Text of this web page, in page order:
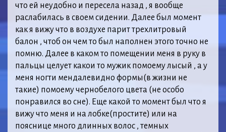
что ей неудобно и пересела назад , я вообще
раслабилась в своем сидении. Далее был момент
как я вижу что в воздухе парит трехлитровый
балон , чтоб он чем то был наполнен этого точно не
помню. Далее в каком то помещении меня в руку в
пальцы целует какои то мужик помоему лысый , а у
меня ногти мендалевидно формы(в жизни не
такие) помоему чернобелого цвета (не особо
понравился во сне). Еще какой то момент был что я
вижу что меня и на лобке(простите) или на
пояснице много длинных волос , темных